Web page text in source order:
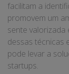
facilitam a
promovem um
sente valorizada
dessas técnicas
pode levar a
startups.